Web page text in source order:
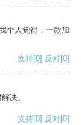
个人觉得，一款加
支持[0] 反对[0]
决。
支持[0] 反对[0]